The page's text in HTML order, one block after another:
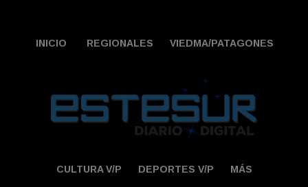
INICIO REGIONALES VIEDMA/PATAGONES
CULTURA V/P DEPORTES V/P MÁS